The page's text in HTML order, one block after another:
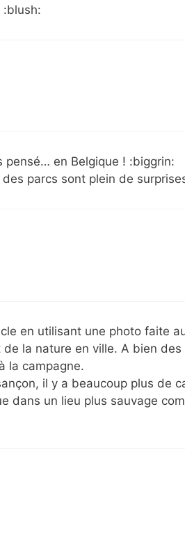
:blush:
pensé… en Belgique ! :biggrin:
des parcs sont plein de
en utilisant une photo faite
la nature en ville. A bien
la campagne.
il y a beaucoup plus de
dans un lieu plus sauvage